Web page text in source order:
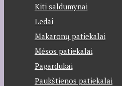
Kiti saldumynai
Ledai
Makaronų patiekalai
Mėsos patiekalai
Pagardukai
Paukštienos patiekalai